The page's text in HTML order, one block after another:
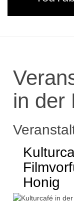
in der
Honig